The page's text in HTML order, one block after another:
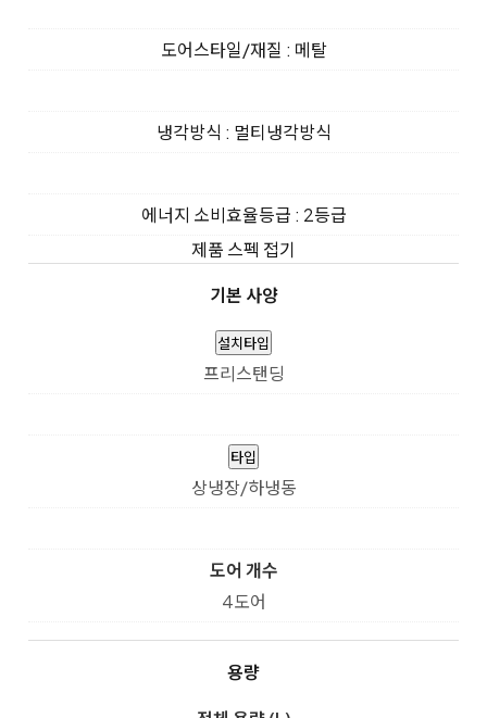
도어스타일/재질 : 메탈
냉각방식 : 멀티냉각방식
에너지 소비효율등급 : 2등급
제품 스펙 접기
기본 사양
설치타입
프리스탠딩
타입
상냉장/하냉동
도어 개수
4도어
용량